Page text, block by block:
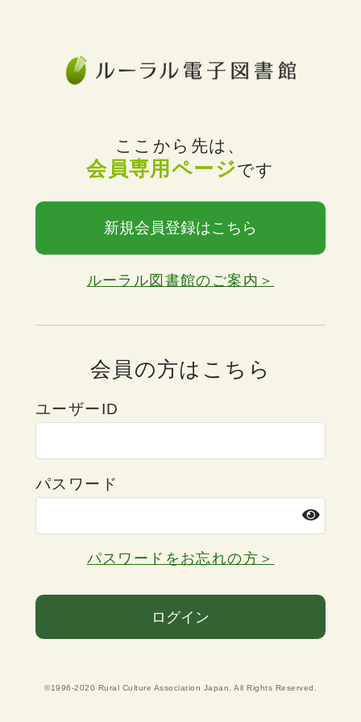
ここから先は、
会員専用ページです
新規会員登録はこちら
ルーラル図書館のご案内＞
会員の方はこちら
ユーザーID
パスワード
パスワードをお忘れの方＞
ログイン
©1996-2020 Rural Culture Association Japan. All Rights Reserved.